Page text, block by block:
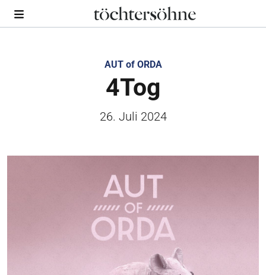
AUT of ORDA
4Tog
26. Juli 2024